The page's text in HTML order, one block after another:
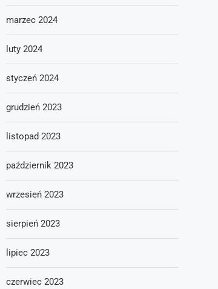
marzec 2024
luty 2024
styczeń 2024
grudzień 2023
listopad 2023
październik 2023
wrzesień 2023
sierpień 2023
lipiec 2023
czerwiec 2023